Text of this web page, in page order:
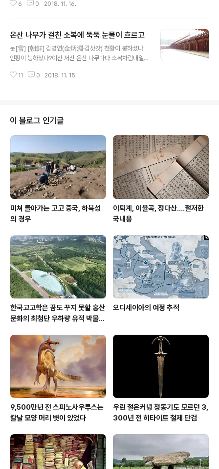
竹, 草蟲秋近床. 流年那可駐, 白髮不禁長. 1, 2행 “산
西) 김인후(金麟厚, 1510~1560)의 《백련초해(百聯抄
解)》와 작자 미상의 《추구(推句)》에도 수록되어 애송되는
것인데, ‘草虫秋近床’이 ‘草虫秋入床’으로 되어 있다.
6 0 2018. 11. 16.
온산 나무가 걸친 소복에 뚝뚝 눈물이 흐르고
눈[雪] [朝鮮] 김병연(金炳淵·김삿갓) 천황이 붕하셨나
인황이 붕하셨나?이산 저산 온산 나무마다 소복차림내일
흐를 터 天皇崩乎人皇崩, 萬樹千山皆被服. 明日若
림한 상주에 견준다. 하지만 내일이면 녹을 눈. 볕이 들자
눈이 녹고, 지붕 처마에선 눈 녹은 물이 뚝뚝 떨어진다. 상
주가 흘리는 눈물인지, 조문객이 흘리는 눈물인지는 알 수
없다. 알아서 무엇하랴? 눈물임이 중요한 것을.
11 0 2018. 11. 15.
이 블로그 인기글
미쳐 돌아가는 고고 중국, 하북성
의 경우
이퇴계, 이율곡, 정다산....철저한
국내용
한국고고학은 꿈도 꾸지 못할 홍산
문화의 최첨단 우하량 유적 박물관
오디세이아의 여정 추적
9,500만년 전 스피노사우루스는
칼날 모양 머리 볏이 있었다
우린 철은커녕 청동기도 모르던 3,
300년 전 히타이트 철제 단검